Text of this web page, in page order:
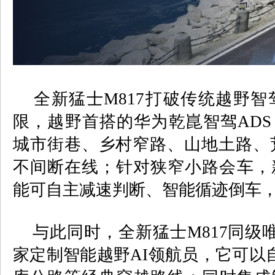
全新猛士M817打破传统越野智
限，越野首搭的华为乾崑智驾
城市街巷、乡村窄路、山地土路
不间断在线；针对狭窄小路会车
能可自主减速判断、智能循迹倒车
与此同时，全新猛士M817同级
家定制智能越野AI领航员，它可以